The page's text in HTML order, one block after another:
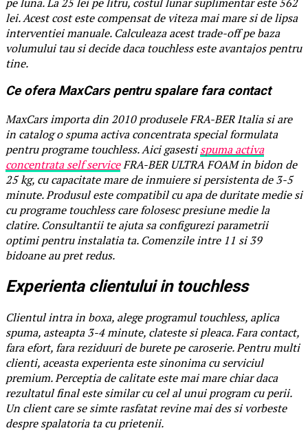
lei. Acest cost este compensat de viteza mai mare si de lipsa
interventiei manuale. Calculeaza acest trade-off pe baza
volumului tau si decide daca touchless este avantajos pentru
tine.
Ce ofera MaxCars pentru spalare fara contact
MaxCars importa din 2010 produsele FRA-BER Italia si are
in catalog o spuma activa concentrata special formulata
pentru programe touchless. Aici gasestispuma activa
concentrata self serviceFRA-BER ULTRA FOAM in bidon de
25 kg, cu capacitate mare de inmuiere si persistenta de 3-5
minute. Produsul este compatibil cu apa de duritate medie si
cu programe touchless care folosesc presiune medie la
clatire. Consultantii te ajuta sa configurezi parametrii
optimi pentru instalatia ta. Comenzile intre 11 si 39
bidoane au pret redus.
Experienta clientului in touchless
Clientul intra in boxa, alege programul touchless, aplica
spuma, asteapta 3-4 minute, clateste si pleaca. Fara contact,
fara efort, fara reziduuri de burete pe caroserie. Pentru multi
clienti, aceasta experienta este sinonima cu serviciul
premium. Perceptia de calitate este mai mare chiar daca
rezultatul final este similar cu cel al unui program cu perii.
Un client care se simte rasfatat revine mai des si vorbeste
despre spalatoria ta cu prietenii.